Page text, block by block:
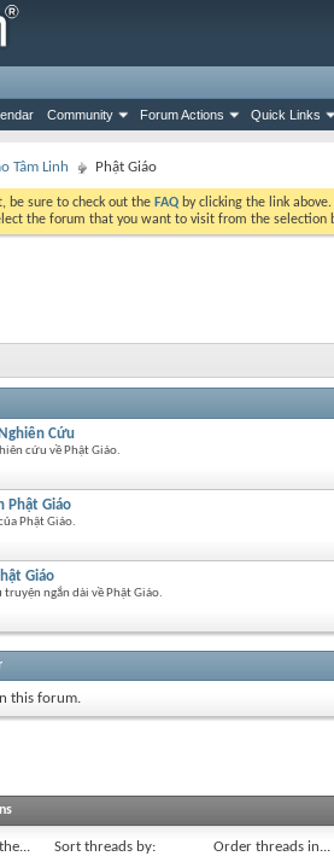
Community Forum Actions Quick Links
Tâm Linh Phật Giáo
be sure to check out the FAQ by clicking the link
the forum that you want to visit from the selection
Cứu
cứu về Phật Giáo.
Phật Giáo
Phật Giáo.
Giáo
truyện ngắn dài về Phật Giáo.
this forum.
Sort threads by:
Order threads in...